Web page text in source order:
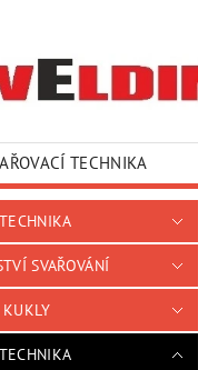
TECHNIKA
KONTAKTY
SVAŘOVÁNÍ
KUKLY